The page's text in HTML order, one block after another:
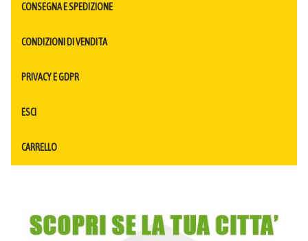
CONSEGNA E SPEDIZIONE
CONDIZIONI DI VENDITA
PRIVACY E GDPR
ESCI
CARRELLO